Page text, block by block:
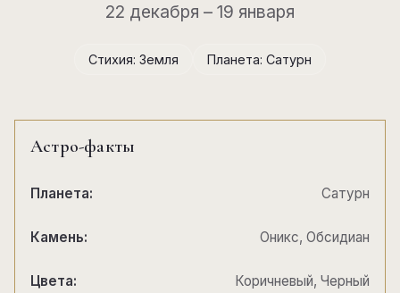
22 декабря – 19 января
Стихия: Земля Планета: Сатурн
Астро-факты
Планета: Сатурн
Камень: Оникс, Обсидиан
Цвета: Коричневый, Черный